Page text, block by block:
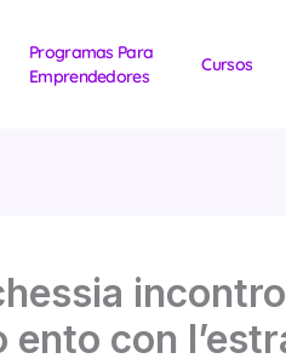
Programas Para
Emprendedores
Cursos
ento con